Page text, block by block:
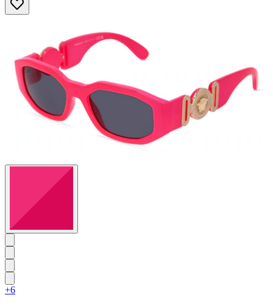
Sternen.
+6